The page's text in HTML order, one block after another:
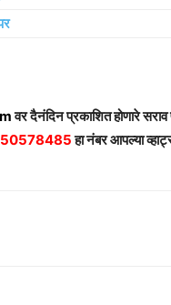
वर दैनंदिन प्रकाशित होणारे
हा नंबर आपल्या